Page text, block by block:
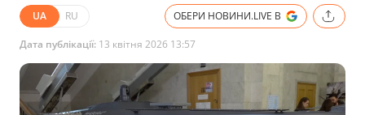
UA RU ОБЕРИ НОВИНИ.LIVE В
Дата публікації: 13 квітня 2026 13:57